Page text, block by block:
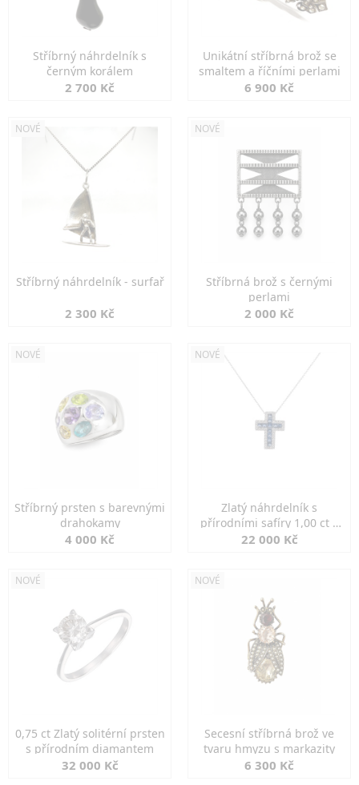
Stříbrný náhrdelník s
černým korálem
2 700 Kč
Unikátní stříbrná brož se
smaltem a říčními perlami
6 900 Kč
NOVÉ
Stříbrný náhrdelník - surfař
2 300 Kč
NOVÉ
Stříbrná brož s černými
perlami
2 000 Kč
NOVÉ
Stříbrný prsten s barevnými
drahokamy
4 000 Kč
NOVÉ
Zlatý náhrdelník s
přírodními safíry 1,00 ct a
diamanty
22 000 Kč
NOVÉ
0,75 ct Zlatý solitérní prsten
s přírodním diamantem
32 000 Kč
NOVÉ
Secesní stříbrná brož ve
tvaru hmyzu s markazity
6 300 Kč